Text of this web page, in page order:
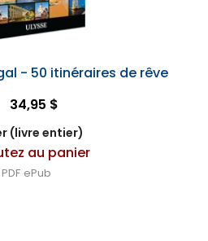
- 50 itinéraires de rêve
34,95 $
(livre entier)
au panier
PDF ePub